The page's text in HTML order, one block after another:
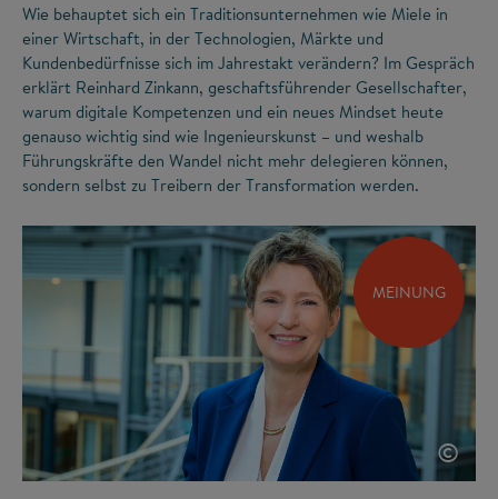
Wie behauptet sich ein Traditionsunternehmen wie Miele in
einer Wirtschaft, in der Technologien, Märkte und
Kundenbedürfnisse sich im Jahrestakt verändern? Im Gespräch
erklärt Reinhard Zinkann, geschaftsführender Gesellschafter,
warum digitale Kompetenzen und ein neues Mindset heute
genauso wichtig sind wie Ingenieurskunst – und weshalb
Führungskräfte den Wandel nicht mehr delegieren können,
sondern selbst zu Treibern der Transformation werden.
MEINUNG
©